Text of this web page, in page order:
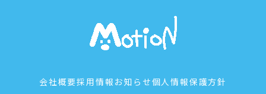
会社概要採用情報 お知らせ個人情報保護方針